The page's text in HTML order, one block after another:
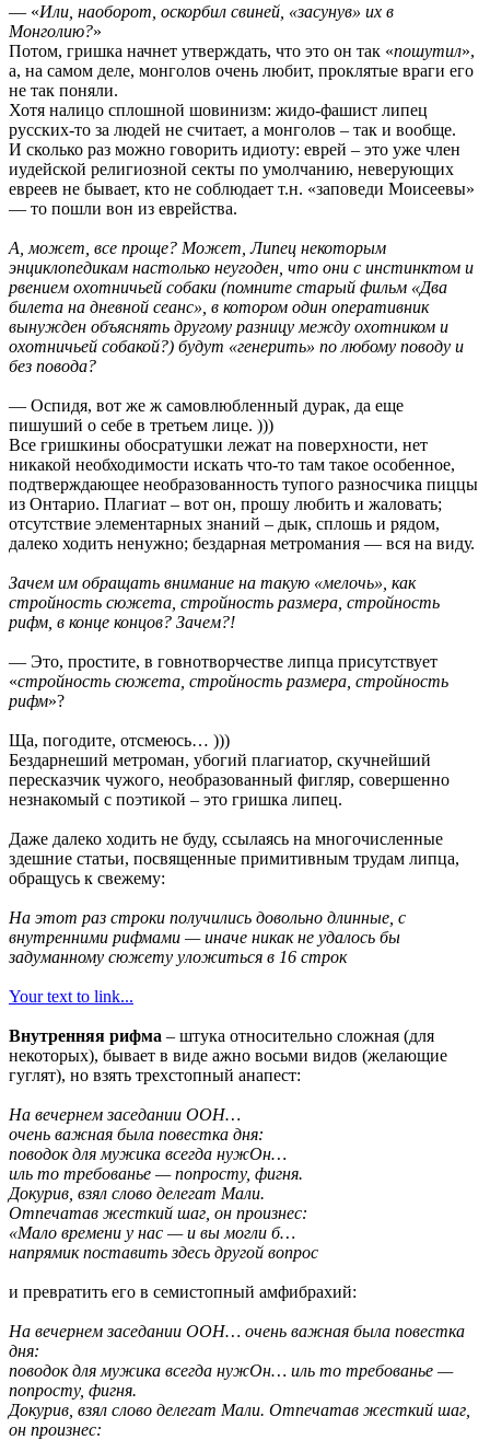
— «Или, наоборот, оскорбил свиней, «засунув» их в
Монголию?»
Потом, гришка начнет утверждать, что это он так «пошутил»,
а, на самом деле, монголов очень любит, проклятые враги его
не так поняли.
Хотя налицо сплошной шовинизм: жидо-фашист липец
русских-то за людей не считает, а монголов – так и вообще.
И сколько раз можно говорить идиоту: еврей – это уже член
иудейской религиозной секты по умолчанию, неверующих
евреев не бывает, кто не соблюдает т.н. «заповеди Моисеевы»
— то пошли вон из еврейства.
А, может, все проще? Может, Липец некоторым
энциклопедикам настолько неугоден, что они с инстинктом и
рвением охотничьей собаки (помните старый фильм «Два
билета на дневной сеанс», в котором один оперативник
вынужден объяснять другому разницу между охотником и
охотничьей собакой?) будут «генерить» по любому поводу и
без повода?
— Оспидя, вот же ж самовлюбленный дурак, да еще
пишуший о себе в третьем лице. )))
Все гришкины обосратушки лежат на поверхности, нет
никакой необходимости искать что-то там такое особенное,
подтверждающее необразованность тупого разносчика пиццы
из Онтарио. Плагиат – вот он, прошу любить и жаловать;
отсутствие элементарных знаний – дык, сплошь и рядом,
далеко ходить ненужно; бездарная метромания — вся на виду.
Зачем им обращать внимание на такую «мелочь», как
стройность сюжета, стройность размера, стройность
рифм, в конце концов? Зачем?!
— Это, простите, в говнотворчестве липца присутствует
«стройность сюжета, стройность размера, стройность
рифм»?
Ща, погодите, отсмеюсь… )))
Бездарнеший метроман, убогий плагиатор, скучнейший
пересказчик чужого, необразованный фигляр, совершенно
незнакомый с поэтикой – это гришка липец.
Даже далеко ходить не буду, ссылаясь на многочисленные
здешние статьи, посвященные примитивным трудам липца,
обращусь к свежему:
На этот раз строки получились довольно длинные, с
внутренними рифмами — иначе никак не удалось бы
задуманному сюжету уложиться в 16 строк
Your text to link...
Внутренняя рифма – штука относительно сложная (для
некоторых), бывает в виде ажно восьми видов (желающие
гуглят), но взять трехстопный анапест:
На вечернем заседании ООН…
очень важная была повестка дня:
поводок для мужика всегда нужОн…
иль то требованье — попросту, фигня.
Докурив, взял слово делегат Мали.
Отпечатав жесткий шаг, он произнес:
«Мало времени у нас — и вы могли б…
напрямик поставить здесь другой вопрос
и превратить его в семистопный амфибрахий:
На вечернем заседании ООН… очень важная была повестка
дня:
поводок для мужика всегда нужОн… иль то требованье —
попросту, фигня.
Докурив, взял слово делегат Мали. Отпечатав жесткий шаг,
он произнес: